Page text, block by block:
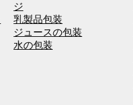
ジ
乳製品包装
ジュースの包装
水の包装